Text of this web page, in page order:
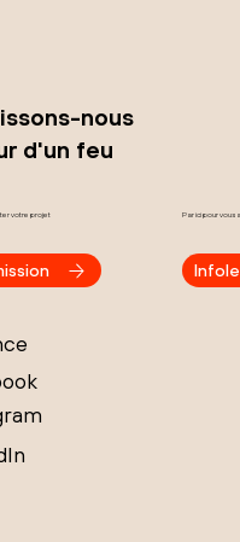
nous
d'un feu
votre projet Par ici pour vous